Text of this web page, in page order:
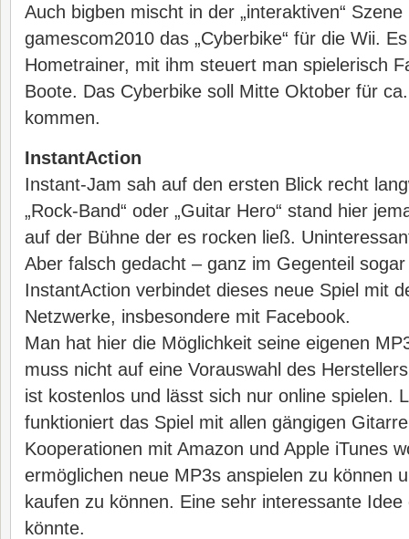
Auch bigben mischt in der „interaktiven“
gamescom2010 das „Cyberbike“ für die Wii.
Hometrainer, mit ihm steuert man spielerisch
Boote. Das Cyberbike soll Mitte Oktober für
kommen.
InstantAction
Instant-Jam sah auf den ersten Blick recht
„Rock-Band“ oder „Guitar Hero“ stand hier
auf der Bühne der es rocken ließ.
Aber falsch gedacht – ganz im Gegenteil
InstantAction verbindet dieses neue Spiel mit
Netzwerke, insbesondere mit Facebook.
Man hat hier die Möglichkeit seine eigenen
muss nicht auf eine Vorauswahl des
ist kostenlos und lässt sich nur online spielen.
funktioniert das Spiel mit allen gängigen
Kooperationen mit Amazon und Apple iTunes
ermöglichen neue MP3s anspielen zu können
kaufen zu können. Eine sehr interessante
könnte.